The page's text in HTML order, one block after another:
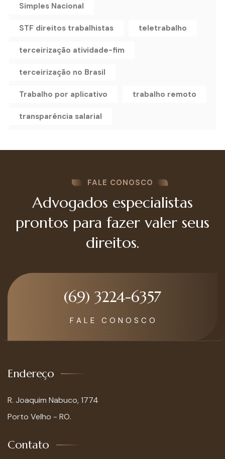
Simples Nacional
STF direitos trabalhistas teletrabalho
terceirização atividade-fim
terceirização no Brasil
Trabalho por aplicativo trabalho remoto
transparência salarial
FALE CONOSCO
Advogados especialistas
prontos para fazer valer seus
direitos.
(69) 3224-6357
F A L E C O N O S C O
Endereço
R. Joaquim Nabuco, 1774
Porto Velho - RO.
Contato